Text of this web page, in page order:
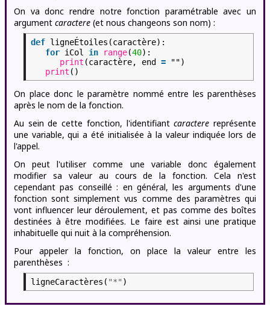
On va donc rendre notre fonction paramétrable avec un
argument caractere (et nous changeons son nom) :
def ligneÉtoiles(caractère):
for iCol in range(40):
print (caractère, end =
"")
print ()
On place donc le paramètre nommé entre les parenthèses
après le nom de la fonction.
Au sein de cette fonction, l'identifiantcaractere représente
une variable, qui a été initialisée à la valeur indiquée lors de
l'appel.
On peut l'utiliser comme une variable donc également
modifier sa valeur au cours de la fonction. Cela n'est
cependant pas conseillé : en général, les arguments d'une
fonction sont simplement vus comme des paramètres qui
vont influencer leur déroulement, et pas comme des boîtes
destinées à être modifiées. Le faire est ainsi une pratique
inhabituelle qui nuit à la compréhension.
Pour appeler la fonction, on place la valeur entre les
parenthèses :
ligneCaractères( "*" )